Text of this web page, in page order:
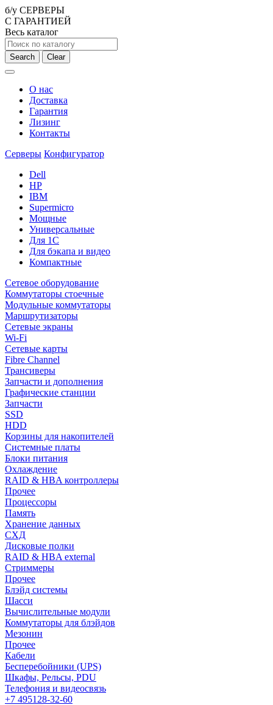
б/у СЕРВЕРЫ
С ГАРАНТИЕЙ
Весь каталог
Search Clear
О нас
Доставка
Гарантия
Лизинг
Контакты
Серверы Конфигуратор
Dell
HP
IBM
Supermicro
Мощные
Универсальные
Для 1С
Для бэкапа и видео
Компактные
Сетевое оборудование
Коммутаторы стоечные
Модульные коммутаторы
Маршрутизаторы
Сетевые экраны
Wi-Fi
Сетевые карты
Fibre Channel
Трансиверы
Запчасти и дополнения
Графические станции
Запчасти
SSD
HDD
Корзины для накопителей
Системные платы
Блоки питания
Охлаждение
RAID & HBA контроллеры
Прочее
Процессоры
Память
Хранение данных
СХД
Дисковые полки
RAID & HBA external
Стриммеры
Прочее
Блэйд системы
Шасси
Вычислительные модули
Коммутаторы для блэйдов
Мезонин
Прочее
Кабели
Бесперебойники (UPS)
Шкафы, Рельсы, PDU
Телефония и видеосвязь
+7 495128-32-60